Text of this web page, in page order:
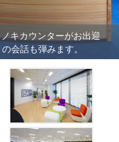
キカウンターがお出迎
会話も弾みます。